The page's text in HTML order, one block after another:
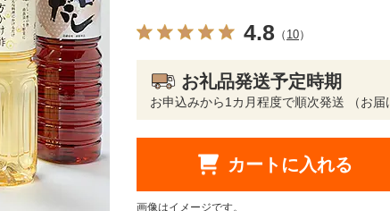
4.8 （ 10）
お礼品発送予定時期
お申込みから1カ月程度で順次発送 （お
カートに入れる
画像はイメージです。